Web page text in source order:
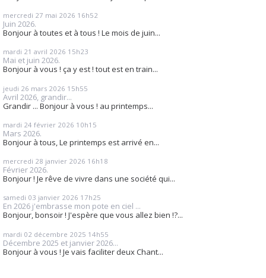
mercredi 27 mai 2026 16h52
Juin 2026.
Bonjour à toutes et à tous ! Le mois de juin...
mardi 21 avril 2026 15h23
Mai et juin 2026.
Bonjour à vous ! ça y est ! tout est en train...
jeudi 26 mars 2026 15h55
Avril 2026, grandir...
Grandir ... Bonjour à vous ! au printemps...
mardi 24 février 2026 10h15
Mars 2026.
Bonjour à tous, Le printemps est arrivé en...
mercredi 28 janvier 2026 16h18
Février 2026.
Bonjour ! Je rêve de vivre dans une société qui...
samedi 03 janvier 2026 17h25
En 2026 j'embrasse mon pote en ciel ...
Bonjour, bonsoir ! J'espère que vous allez bien !?...
mardi 02 décembre 2025 14h55
Décembre 2025 et janvier 2026...
Bonjour à vous ! Je vais faciliter deux Chant...